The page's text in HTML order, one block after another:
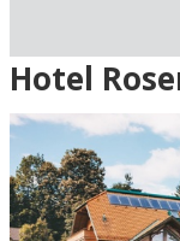
Ankomst
Grön =
genomföra direkt).
Gul =
förfrågan - vi
Hotel